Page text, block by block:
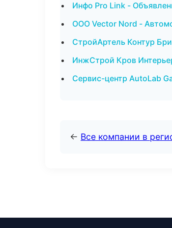
Инфо Pro Link -
ООО Vector Nord -
СтройАртель Контур
ИнжСтрой Кров
Сервис-центр AutoLab
← Все компании в